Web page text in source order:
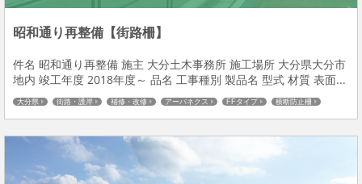
昭和通り再整備【街路柵】
件名 昭和通り再整備 施主 大分土木事務所 施工場所 大分県大分市
地内 竣工年度 2018年度～ 品名 工事種別 製品名 型式 材質 表面...
大分県 街路・護岸 補修・改修 アーバネクス FFタイプ 横断防止柵